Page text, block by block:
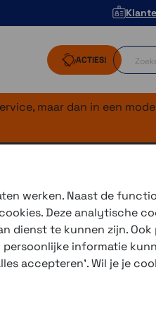
ACTIES!
maar dan in een
in 2 maten, kies je
Ook leverbaar alsBMW
en advies!
werken. Naast de
Deze analytische
dienst te kunnen zijn. Ook
informatie
accepteren'. Wil je je